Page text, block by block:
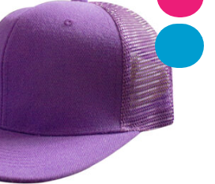
Gran Formato
Textiles
Equipos
Artículos Varios
Catálogos
Facturación